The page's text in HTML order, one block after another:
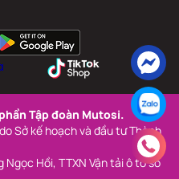
Tập đoàn Mutosi.
Sở kế hoạch và đầu tư Thành
Ngọc Hồi, TTXN Vận tải ô tô số